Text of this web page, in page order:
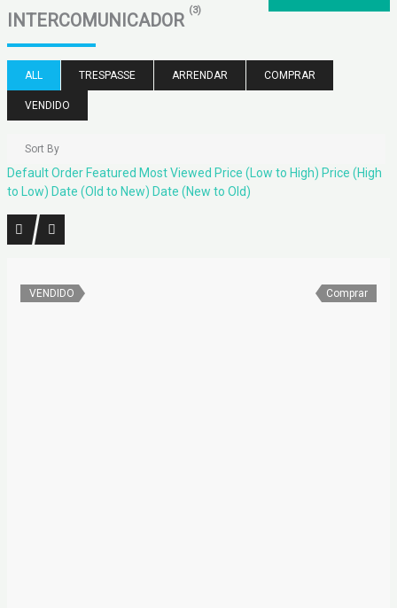
INTERCOMUNICADOR (3)
ALL TRESPASSE ARRENDAR COMPRAR
VENDIDO
Sort By
Default Order Featured Most Viewed Price (Low to High) Price (High
to Low) Date (Old to New) Date (New to Old)
VENDIDO Comprar